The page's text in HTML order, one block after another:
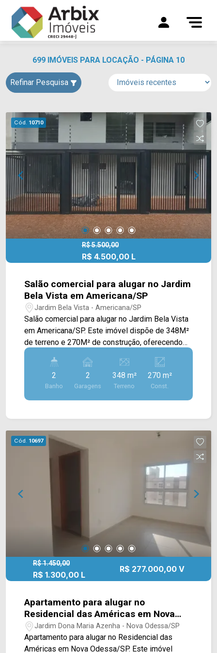
699 IMÓVEIS PARA LOCAÇÃO - PÁGINA 10
Refinar Pesquisa
Cód. 10710
R$ 5.500,00
R$ 4.500,00 L
Salão comercial para alugar no Jardim
Bela Vista em Americana/SP
Jardim Bela Vista - Americana/SP
Salão comercial para alugar no Jardim Bela Vista
em Americana/SP. Este imóvel dispõe de 348M²
de terreno e 270M² de construção, oferecendo
um amplo salão e sala administrativa sendo
primeira locação. > 02 banheiros; > 03 vagas
privativas; Localizado próximo à Av.
Bandeirantes, Rua Carioba, Av. Europa e de fácil
acesso a Av. da Saudade. Esta região conta com
equipe da Arbix Imóveis e agende a sua visita!!
WhatsApp e Telefone: (19) 3475-4546 ARBIX
IMÓVEIS - Presente em cada mudança!
2
Banho
2
Garagens
348 m²
Terreno
270 m²
Const.
Cód. 10697
R$ 1.450,00
R$ 1.300,00 L
R$ 277.000,00 V
Apartamento para alugar no
Residencial das Américas em Nova
Odessa/SP.
Jardim Dona Maria Azenha - Nova Odessa/SP
Apartamento para alugar no Residencial das
Américas em Nova Odessa/SP. Este imóvel